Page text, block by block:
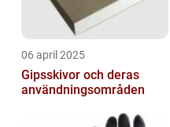
06 april 2025
Gipsskivor och deras
användningsområden